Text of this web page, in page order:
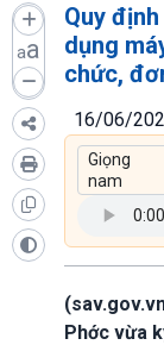
aa
Quy
dụng
chức,
16/06/
Phớc vừa